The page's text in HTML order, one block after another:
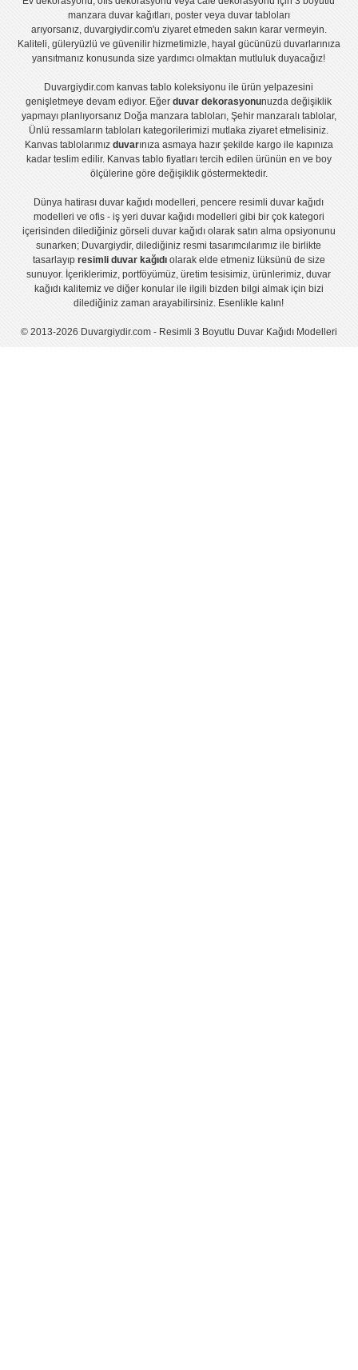
manzara duvar kağıtları, posterveya duvar tabloları
arıyorsanız, duvargiydir.com'u ziyaret etmeden sakın karar vermeyin.
Kaliteli, güleryüzlü ve güvenilir hizmetimizle, hayal gücünüzü duvarlarınıza
yansıtmanız konusunda size yardımcı olmaktan mutluluk duyacağız!
Duvargiydir.com kanvas tablo koleksiyonu ile ürün yelpazesini
genişletmeye devam ediyor. Eğerduvar dekorasyonunuzda değişiklik
yapmayı planlıyorsanız Doğa manzara tabloları, Şehir manzaralı tablolar,
Ünlü ressamların tabloları kategorilerimizi mutlaka ziyaret etmelisiniz.
Kanvas tablolarımız duvarınıza asmaya hazır şekilde kargo ile kapınıza
kadar teslim edilir. Kanvas tablo fiyatlarıtercih edilen ürünün en ve boy
ölçülerine göre değişiklik göstermektedir.
Dünya hatirası duvar kağıdı modelleri,pencere resimli duvar kağıdı
modelleri ve ofis - iş yeri duvar kağıdı modelleri gibi bir çok kategori
içerisinden dilediğiniz görseli duvar kağıdı olarak satın alma opsiyonunu
sunarken; Duvargiydir, dilediğiniz resmi tasarımcılarımız ile birlikte
tasarlayıp resimli duvar kağıdıolarak elde etmeniz lüksünü de size
sunuyor. İçeriklerimiz, portföyümüz, üretim tesisimiz, ürünlerimiz, duvar
kağıdı kalitemiz ve diğer konular ile ilgili bizden bilgi almak için bizi
dilediğiniz zaman arayabilirsiniz. Esenlikle kalın!
© 2013-2026 Duvargiydir.com - Resimli 3 Boyutlu Duvar Kağıdı Modelleri